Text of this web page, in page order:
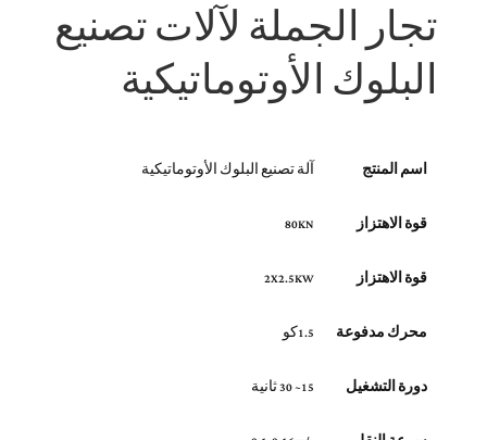
تجار الجملة لآلات تصنيع
البلوك الأوتوماتيكية
اسم المنتج آلة تصنيع البلوك الأوتوماتيكية
قوة الاهتزاز 80KN
قوة الاهتزاز 2X2.5KW
محرك مدفوعة 1.5كو
دورة التشغيل 15~ 30 ثانية